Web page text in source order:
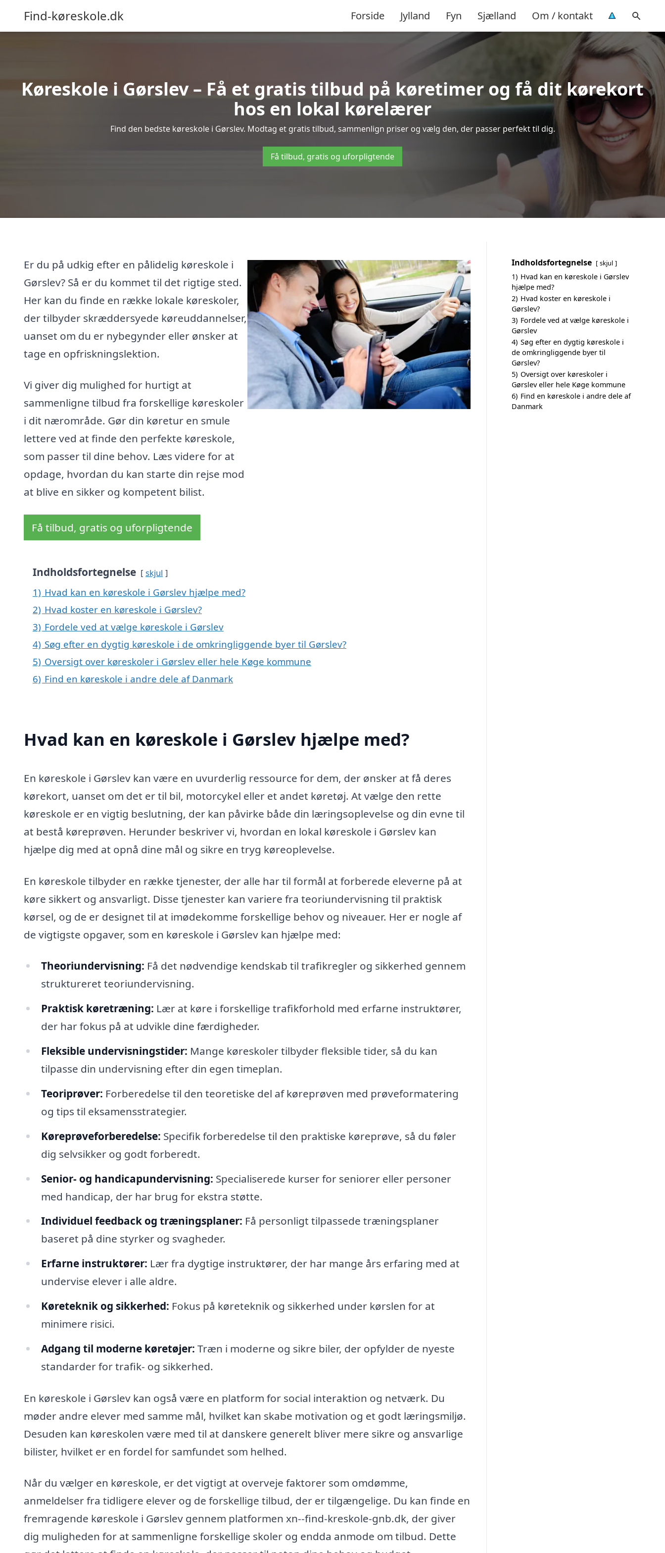
Find-køreskole.dk Forside Jylland Fyn Sjælland Om / kontakt
Køreskole i Gørslev – Få et gratis tilbud på køretimer og få dit kørekort
hos en lokal kørelærer
Find den bedste køreskole i Gørslev. Modtag et gratis tilbud, sammenlign priser og vælg den, der passer perfekt til dig.
Få tilbud, gratis og uforpligtende
Er du på udkig efter en pålidelig køreskole i
Gørslev? Så er du kommet til det rigtige sted.
Her kan du finde en række lokale køreskoler,
der tilbyder skræddersyede køreuddannelser,
uanset om du er nybegynder eller ønsker at
tage en opfriskningslektion.
Vi giver dig mulighed for hurtigt at
sammenligne tilbud fra forskellige køreskoler
i dit nærområde. Gør din køretur en smule
lettere ved at finde den perfekte køreskole,
som passer til dine behov. Læs videre for at
opdage, hvordan du kan starte din rejse mod
at blive en sikker og kompetent bilist.
Få tilbud, gratis og uforpligtende
Indholdsfortegnelse skjul
1) Hvad kan en køreskole i Gørslev hjælpe med?
2) Hvad koster en køreskole i Gørslev?
3) Fordele ved at vælge køreskole i Gørslev
4) Søg efter en dygtig køreskole i de omkringliggende byer til Gørslev?
5) Oversigt over køreskoler i Gørslev eller hele Køge kommune
6) Find en køreskole i andre dele af Danmark
Hvad kan en køreskole i Gørslev hjælpe med?
En køreskole i Gørslev kan være en uvurderlig ressource for dem, der ønsker at få deres
kørekort, uanset om det er til bil, motorcykel eller et andet køretøj. At vælge den rette
køreskole er en vigtig beslutning, der kan påvirke både din læringsoplevelse og din evne til
at bestå køreprøven. Herunder beskriver vi, hvordan en lokal køreskole i Gørslev kan
hjælpe dig med at opnå dine mål og sikre en tryg køreoplevelse.
En køreskole tilbyder en række tjenester, der alle har til formål at forberede eleverne på at
køre sikkert og ansvarligt. Disse tjenester kan variere fra teoriundervisning til praktisk
kørsel, og de er designet til at imødekomme forskellige behov og niveauer. Her er nogle af
de vigtigste opgaver, som en køreskole i Gørslev kan hjælpe med:
Theoriundervisning: Få det nødvendige kendskab til trafikregler og sikkerhed gennem
struktureret teoriundervisning.
Praktisk køretræning: Lær at køre i forskellige trafikforhold med erfarne instruktører,
der har fokus på at udvikle dine færdigheder.
Fleksible undervisningstider: Mange køreskoler tilbyder fleksible tider, så du kan
tilpasse din undervisning efter din egen timeplan.
Teoriprøver: Forberedelse til den teoretiske del af køreprøven med prøveformatering
og tips til eksamensstrategier.
Køreprøveforberedelse: Specifik forberedelse til den praktiske køreprøve, så du føler
dig selvsikker og godt forberedt.
Senior- og handicapundervisning: Specialiserede kurser for seniorer eller personer
med handicap, der har brug for ekstra støtte.
Individuel feedback og træningsplaner: Få personligt tilpassede træningsplaner
baseret på dine styrker og svagheder.
Erfarne instruktører: Lær fra dygtige instruktører, der har mange års erfaring med at
undervise elever i alle aldre.
Køreteknik og sikkerhed: Fokus på køreteknik og sikkerhed under kørslen for at
minimere risici.
Adgang til moderne køretøjer: Træn i moderne og sikre biler, der opfylder de nyeste
standarder for trafik- og sikkerhed.
En køreskole i Gørslev kan også være en platform for social interaktion og netværk. Du
møder andre elever med samme mål, hvilket kan skabe motivation og et godt læringsmiljø.
Desuden kan køreskolen være med til at danskere generelt bliver mere sikre og ansvarlige
bilister, hvilket er en fordel for samfundet som helhed.
Når du vælger en køreskole, er det vigtigt at overveje faktorer som omdømme,
anmeldelser fra tidligere elever og de forskellige tilbud, der er tilgængelige. Du kan finde en
fremragende køreskole i Gørslev gennem platformen xn--find-kreskole-gnb.dk, der giver
dig muligheden for at sammenligne forskellige skoler og endda anmode om tilbud. Dette
Indholdsfortegnelse skjul
1) Hvad kan en køreskole i Gørslev
hjælpe med?
2) Hvad koster en køreskole i
Gørslev?
3) Fordele ved at vælge køreskole i
Gørslev
4) Søg efter en dygtig køreskole i
de omkringliggende byer til
Gørslev?
5) Oversigt over køreskoler i
Gørslev eller hele Køge kommune
6) Find en køreskole i andre dele af
Danmark